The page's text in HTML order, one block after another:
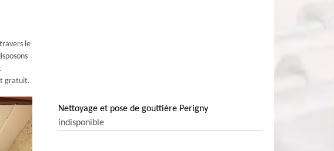
le
gratuit.
Nettoyage et pose de gouttière Perigny
indisponible